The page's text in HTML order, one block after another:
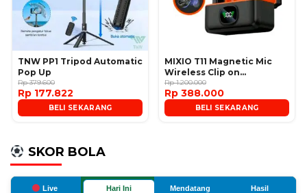
TNW PP1 Tripod Automatic
Pop Up
Rp 379.600
Rp 177.822
BELI SEKARANG
MIXIO T11 Magnetic Mic
Wireless Clip on
Microphone
Rp 1.200.000
Rp 388.000
BELI SEKARANG
SKOR BOLA
Live Hari Ini Mendatang Hasil